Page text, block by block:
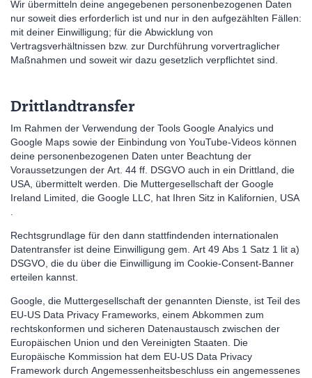
Wir übermitteln deine angegebenen personenbezogenen Daten
nur soweit dies erforderlich ist und nur in den aufgezählten Fällen:
mit deiner Einwilligung; für die Abwicklung von
Vertragsverhältnissen bzw. zur Durchführung vorvertraglicher
Maßnahmen und soweit wir dazu gesetzlich verpflichtet sind.
Drittlandtransfer
Im Rahmen der Verwendung der Tools Google Analyics und
Google Maps sowie der Einbindung von YouTube-Videos können
deine personenbezogenen Daten unter Beachtung der
Voraussetzungen der Art. 44 ff. DSGVO auch in ein Drittland, die
USA, übermittelt werden. Die Muttergesellschaft der Google
Ireland Limited, die Google LLC, hat Ihren Sitz in Kalifornien, USA
Rechtsgrundlage für den dann stattfindenden internationalen
Datentransfer ist deine Einwilligung gem. Art 49 Abs 1 Satz 1 lit a)
DSGVO, die du über die Einwilligung im Cookie-Consent-Banner
erteilen kannst.
Google, die Muttergesellschaft der genannten Dienste, ist Teil des
EU-US Data Privacy Frameworks, einem Abkommen zum
rechtskonformen und sicheren Datenaustausch zwischen der
Europäischen Union und den Vereinigten Staaten. Die
Europäische Kommission hat dem EU-US Data Privacy
Framework durch Angemessenheitsbeschluss ein angemessenes